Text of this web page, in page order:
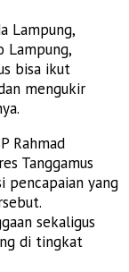
Lampung,
Lampung,
bisa ikut
mengukir
Rahmad
Tanggamus
pencapaian yang
sekaligus
di tingkat